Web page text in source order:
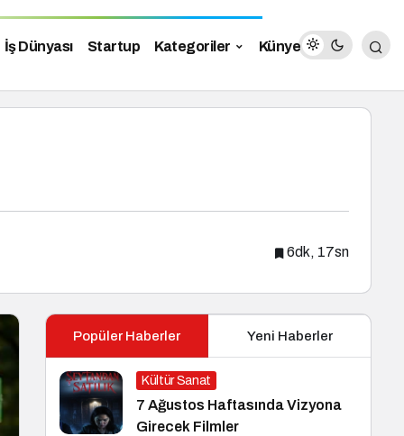
İş Dünyası Startup Kategoriler Künye
6dk, 17sn
Popüler Haberler Yeni Haberler
Kültür Sanat
7 Ağustos Haftasında Vizyona
Girecek Filmler